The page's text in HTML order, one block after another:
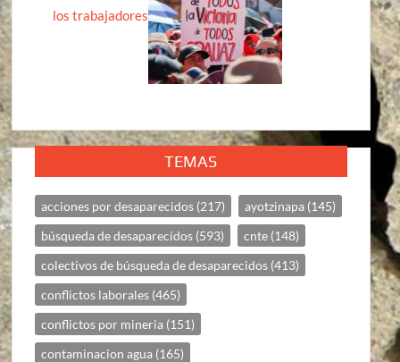
los trabajadores
TEMAS
acciones por desaparecidos (217) ayotzinapa (145)
búsqueda de desaparecidos (593) cnte (148)
colectivos de búsqueda de desaparecidos (413)
conflictos laborales (465)
conflictos por mineria (151)
contaminacion agua (165)